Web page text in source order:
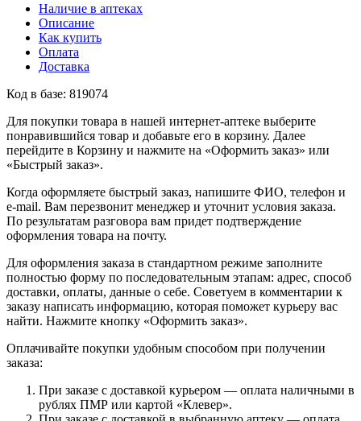
Наличие в аптеках
Описание
Как купить
Оплата
Доставка
Код в базе: 819074
Для покупки товара в нашей интернет-аптеке выберите
понравившийся товар и добавьте его в корзину. Далее
перейдите в Корзину и нажмите на «Оформить заказ» или
«Быстрый заказ».
Когда оформляете быстрый заказ, напишите ФИО, телефон и
e-mail. Вам перезвонит менеджер и уточнит условия заказа.
По результатам разговора вам придет подтверждение
оформления товара на почту.
Для оформления заказа в стандартном режиме заполните
полностью форму по последовательным этапам: адрес, способ
доставки, оплаты, данные о себе. Советуем в комментарии к
заказу написать информацию, которая поможет курьеру вас
найти. Нажмите кнопку «Оформить заказ».
Оплачивайте покупки удобным способом при получении
заказа:
При заказе с доставкой курьером — оплата наличными в
рублях ПМР или картой «Клевер».